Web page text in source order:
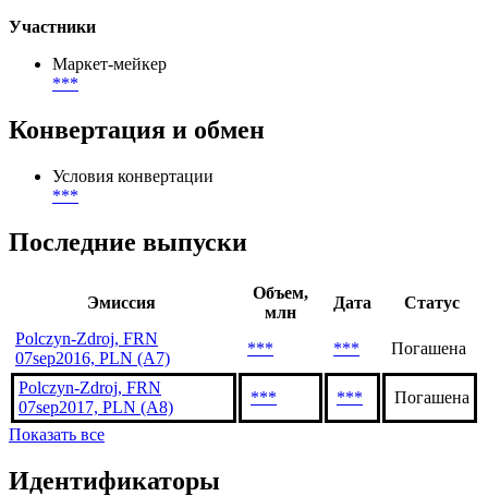
obligations specified in the Budget Resolution for 2009 b)
repayment of loan liabilities due in 2009
Маркет-мейкер
Конвертация и обмен
Условия конвертации
Последние выпуски
Эмиссия
млн
Дата
Статус
Polczyn-Zdroj, FRN
07sep2016, PLN (A7)
*** *** Погашена
07sep2017, PLN (A8)